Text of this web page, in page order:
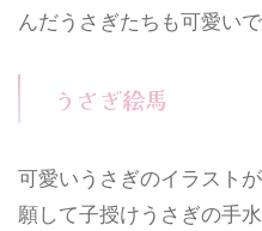
んだうさぎたちも可愛いで
うさぎ絵馬
可愛いうさぎのイラスト
願して子授けうさぎの手